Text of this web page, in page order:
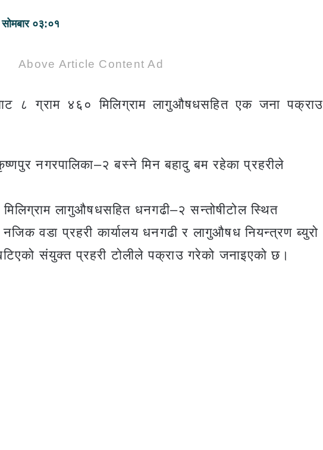
०३:०१
Above Article Content Ad
८ ग्राम ४६० मिलिग्राम लागुऔषधसहित एक जना पक्राउ
नगरपालिका–२ बस्ने मिन बहादु बम रहेका प्रहरीले
लागुऔषधसहित धनगढी–२ सन्तोषीटोल स्थित
वडा प्रहरी कार्यालय धनगढी र लागुऔषध नियन्त्रण ब्युरो
संयुक्त प्रहरी टोलीले पक्राउ गरेको जनाइएको छ।